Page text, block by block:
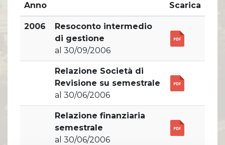
Anno Scarica
2006
Resoconto intermedio
di gestione
al 30/09/2006
Relazione Società di
Revisione su semestrale
al 30/06/2006
Relazione finanziaria
semestrale
al 30/06/2006